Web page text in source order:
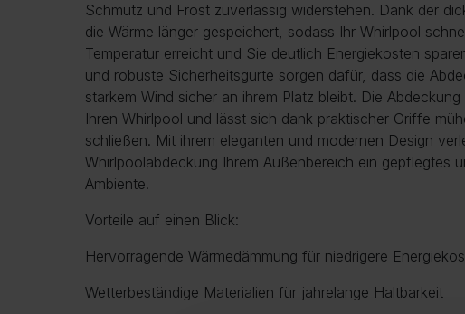
Schmutz und Frost zuverlässig widerstehen. Dank der
die Wärme länger gespeichert, sodass Ihr Whirlpool
Temperatur erreicht und Sie deutlich Energiekosten
und robuste Sicherheitsgurte sorgen dafür, dass die
starkem Wind sicher an ihrem Platz bleibt. Die
Ihren Whirlpool und lässt sich dank praktischer Griffe
schließen. Mit ihrem eleganten und modernen Design
Whirlpoolabdeckung Ihrem Außenbereich ein gepflegtes
Ambiente.
Vorteile auf einen Blick:
Hervorragende Wärmedämmung für niedrigere
Wetterbeständige Materialien für jahrelange Haltbarkeit